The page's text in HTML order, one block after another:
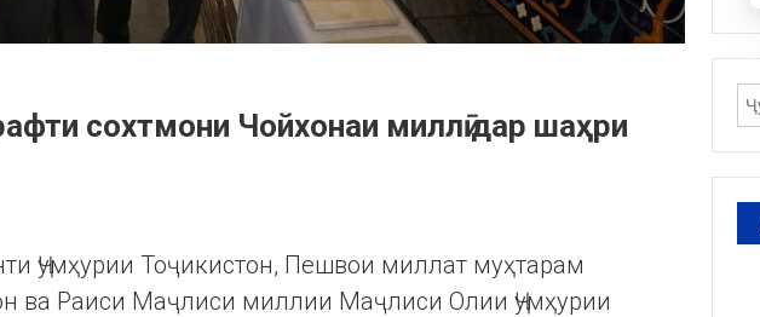
сохтмони Чойхонаи миллӣ дар шаҳри
Ҷумҳурии Тоҷикистон, Пешвои миллат муҳтарам
ва Раиси Маҷлиси миллии Маҷлиси Олии Ҷумҳурии